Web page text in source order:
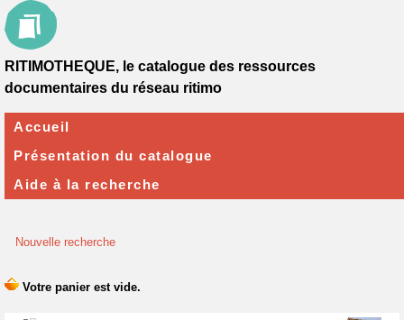
Nouvelle recherche
RITIMOTHEQUE, le catalogue des ressources
documentaires du réseau ritimo
Accueil
Présentation du catalogue
Aide à la recherche